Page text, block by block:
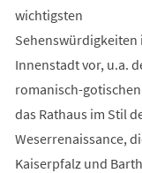
wichtigsten
Sehenswürdigkeiten
Innenstadt vor, u.a.
romanisch-
das Rathaus im Stil
Weserrenaissance,
Kaiserpfalz und